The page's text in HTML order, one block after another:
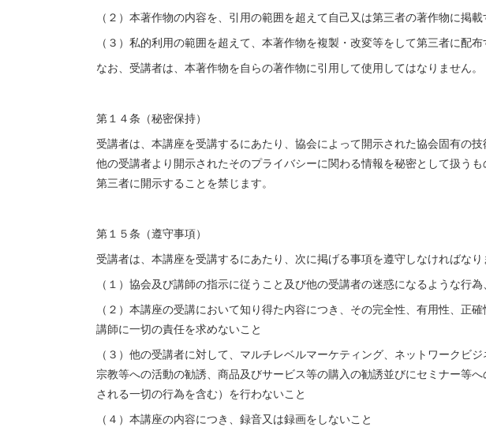
（２）本著作物の内容を、引用の範囲を超えて自己又は第三者の著作物に掲
（３）私的利用の範囲を超えて、本著作物を複製・改変等をして第三者に配
なお、受講者は、本著作物を自らの著作物に引用して使用してはなりません。
第１４条（秘密保持）
受講者は、本講座を受講するにあたり、協会によって開示された協会固有の
他の受講者より開示されたそのプライバシーに関わる情報を秘密として扱う
第三者に開示することを禁じます。
第１５条（遵守事項）
受講者は、本講座を受講するにあたり、次に掲げる事項を遵守しなければなり
（１）協会及び講師の指示に従うこと及び他の受講者の迷惑になるような行
（２）本講座の受講において知り得た内容につき、その完全性、有用性、正
講師に一切の責任を求めないこと
（３）他の受講者に対して、マルチレベルマーケティング、ネットワークビ
宗教等への活動の勧誘、商品及びサービス等の購入の勧誘並びにセミナー等
される一切の行為を含む）を行わないこと
（４）本講座の内容につき、録音又は録画をしないこと